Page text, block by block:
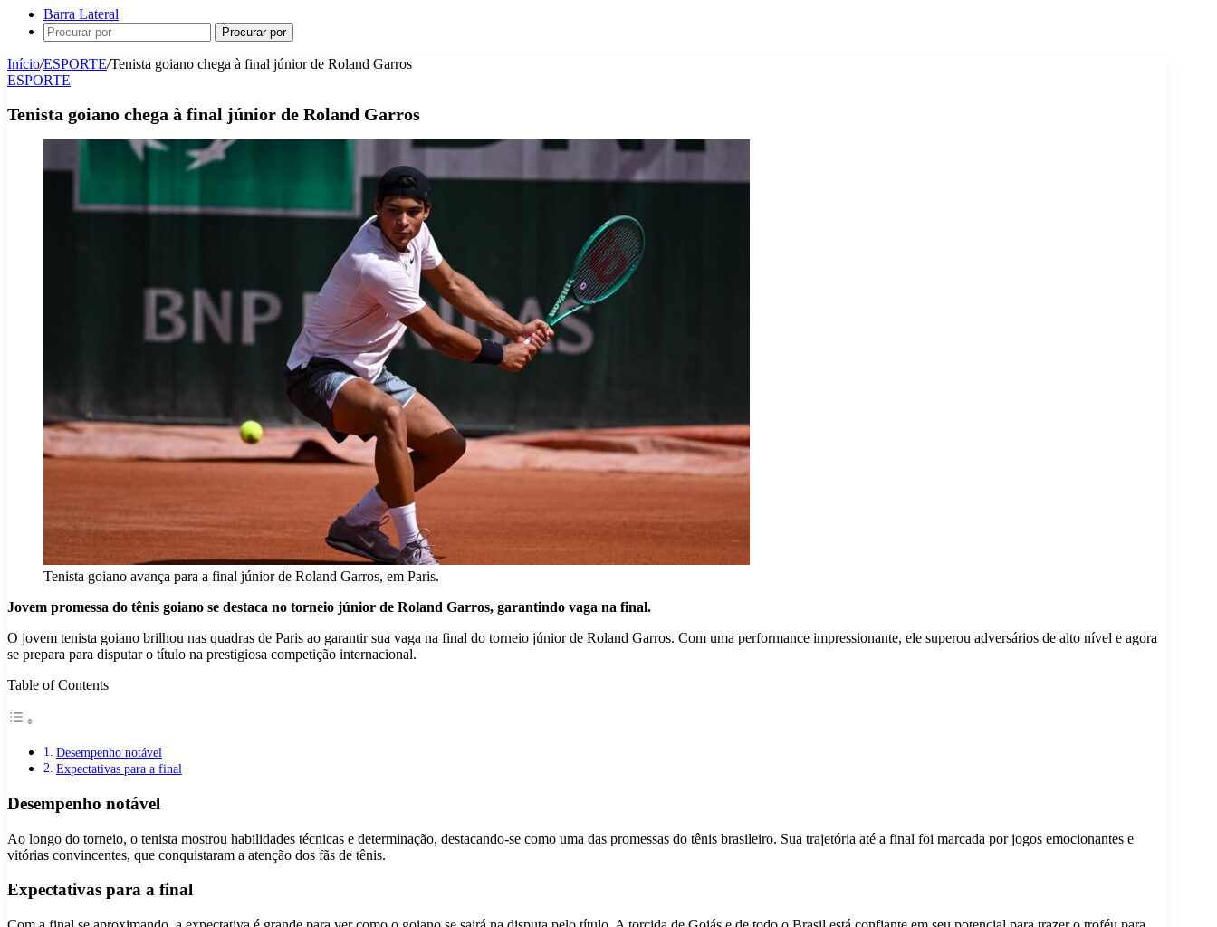
Barra Lateral
Procurar por
Início/ESPORTE/Tenista goiano chega à final júnior de Roland Garros
ESPORTE
Tenista goiano chega à final júnior de Roland Garros
Tenista goiano avança para a final júnior de Roland Garros, em Paris.
Jovem promessa do tênis goiano se destaca no torneio júnior de Roland Garros, garantindo vaga na final.
O jovem tenista goiano brilhou nas quadras de Paris ao garantir sua vaga na final do torneio júnior de Roland Garros. Com uma performance impressionante, ele superou adversários de alto nível e agora
se prepara para disputar o título na prestigiosa competição internacional.
Table of Contents
Desempenho notável
Expectativas para a final
Desempenho notável
Ao longo do torneio, o tenista mostrou habilidades técnicas e determinação, destacando-se como uma das promessas do tênis brasileiro. Sua trajetória até a final foi marcada por jogos emocionantes e
vitórias convincentes, que conquistaram a atenção dos fãs de tênis.
Expectativas para a final